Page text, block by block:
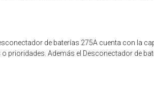
de baterías 275A cuenta con la
prioridades. Además el Desconectador de